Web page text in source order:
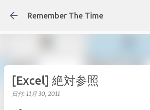
スキップしてメイン コンテン
Remember The Time
[Excel] 絶対参照
日付: 11月 30, 2011